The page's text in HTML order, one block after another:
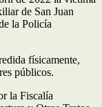
de San Juan
la Policía
físicamente,
públicos.
la Fiscalía